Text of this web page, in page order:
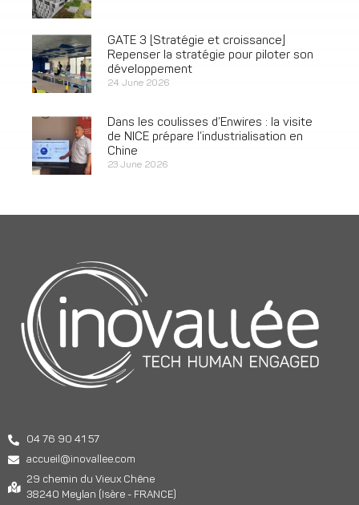
GATE 3 [Stratégie et croissance]
Repenser la stratégie pour piloter son
développement
24 June 2026
Dans les coulisses d’Enwires : la visite
de NICE prépare l’industrialisation en
Chine
23 June 2026
04 76 90 41 57
accueil@inovallee.com
29 chemin du Vieux Chêne
38240 Meylan (Isère - FRANCE)